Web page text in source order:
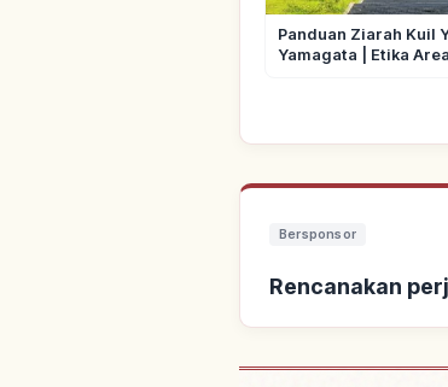
Panduan Ziarah Kuil
Yamagata | Etika
Bersponsor
Rencanakan